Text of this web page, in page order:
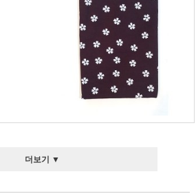
더보기 ▼